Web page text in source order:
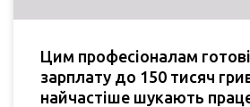
Цим професіоналам
зарплату до 150 тисяч
найчастіше шукають